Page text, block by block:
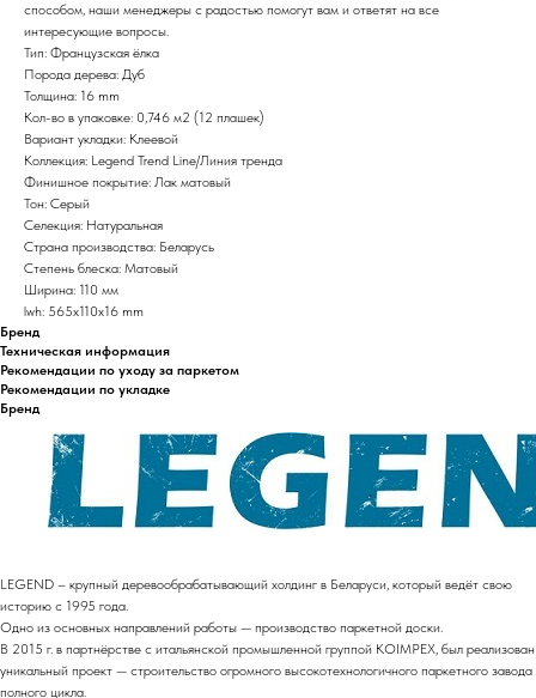
способом, наши менеджеры с радостью помогут вам и ответят на все
интересующие вопросы.
Тип: Французская ёлка
Порода дерева: Дуб
Толщина: 16 mm
Кол-во в упаковке: 0,746 м2 (12 плашек)
Вариант укладки: Клеевой
Коллекция: Legend Trend Line/Линия тренда
Финишное покрытие: Лак матовый
Тон: Серый
Селекция: Натуральная
Страна производства: Беларусь
Степень блеска: Матовый
Ширина: 110 мм
lwh: 565x110x16 mm
Бренд
Техническая информация
Рекомендации по уходу за паркетом
Рекомендации по укладке
Бренд
LEGEND – крупный деревообрабатывающий холдинг в Беларуси, который ведёт свою
историю с 1995 года.
Одно из основных направлений работы — производство паркетной доски.
В 2015 г. в партнёрстве с итальянской промышленной группой KOIMPEX, был реализован
уникальный проект — строительство огромного высокотехнологичного паркетного завода
полного цикла.